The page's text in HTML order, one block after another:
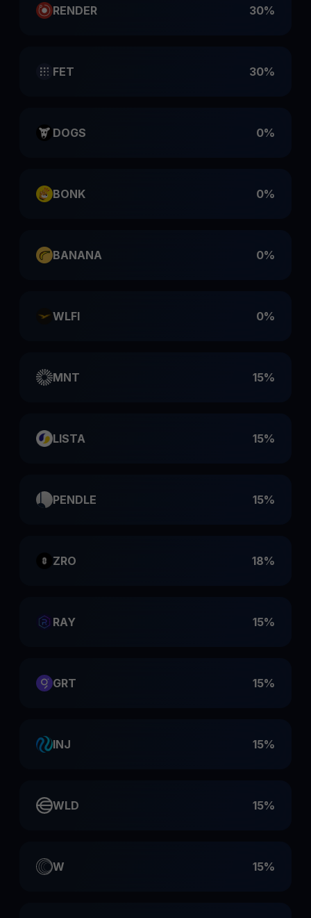
RENDER 30%
FET 30%
DOGS 0%
BONK 0%
BANANA 0%
WLFI 0%
MNT 15%
LISTA 15%
PENDLE 15%
ZRO 18%
RAY 15%
GRT 15%
INJ 15%
WLD 15%
W 15%